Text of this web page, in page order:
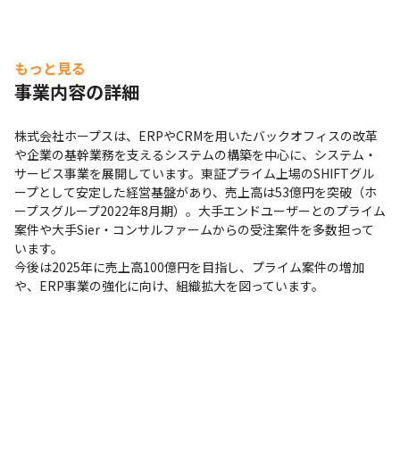
もっと見る
事業内容の詳細
株式会社ホープスは、ERPやCRMを用いたバックオフィスの改革
や企業の基幹業務を支えるシステムの構築を中心に、システム・
サービス事業を展開しています。東証プライム上場のSHIFTグル
ープとして安定した経営基盤があり、売上高は53億円を突破（ホ
ープスグループ2022年8月期）。大手エンドユーザーとのプライム
案件や大手Sier・コンサルファームからの受注案件を多数担って
います。
今後は2025年に売上高100億円を目指し、プライム案件の増加
や、ERP事業の強化に向け、組織拡大を図っています。